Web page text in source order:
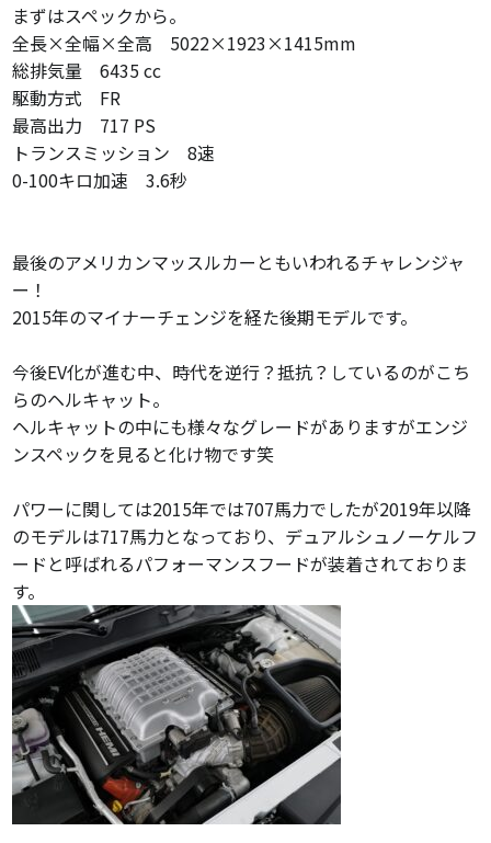
まずはスペックから。
全長×全幅×全高 5022×1923×1415mm
総排気量 6435 cc
駆動方式 FR
最高出力 717 PS
トランスミッション 8速
0-100キロ加速 3.6秒
最後のアメリカンマッスルカーともいわれるチャレンジャ
ー！
2015年のマイナーチェンジを経た後期モデルです。
今後EV化が進む中、時代を逆行？抵抗？しているのがこち
らのヘルキャット。
ヘルキャットの中にも様々なグレードがありますがエンジ
ンスペックを見ると化け物です笑
パワーに関しては2015年では707馬力でしたが2019年以降
のモデルは717馬力となっており、 デュアルシュノーケルフ
ードと呼ばれるパフォーマンスフードが装着されておりま
す。